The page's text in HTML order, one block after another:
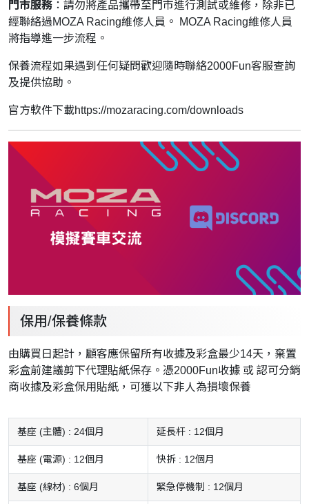
門市服務 ：請勿將產品攜帶至門市進行測試或維修，除非已
經聯絡過MOZA Racing維修人員。 MOZA Racing維修人員
將指導進一步流程。
保養流程如果遇到任何疑問歡迎隨時聯絡2000Fun客服查詢
及提供協助。
官方軟件下載https://mozaracing.com/downloads
保用/保養條款
由購買日起計，顧客應保留所有收據及彩盒最少14天，棄置
彩盒前建議剪下代理貼紙保存。憑2000Fun收據 或 認可分銷
商收據及彩盒保用貼紙，可獲以下非人為損壞保養
基座 (主體) : 24個月 延長杆 : 12個月
基座 (電源) : 12個月 快拆 : 12個月
基座 (線材) : 6個月 緊急停機制 : 12個月